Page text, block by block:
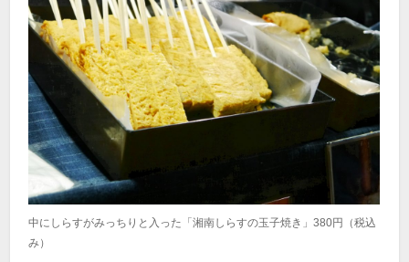
中にしらすがみっちりと入った「湘南しらすの玉子焼き」380円（税込
み）